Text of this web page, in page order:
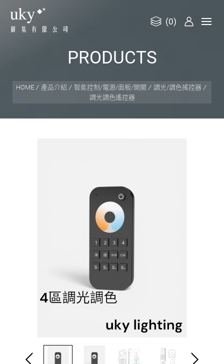
限
(0)
PRODUCTS
HOME 產品介紹 智能控制/電源/面板/開關
調光/調色搖控器
調光調色遙控器